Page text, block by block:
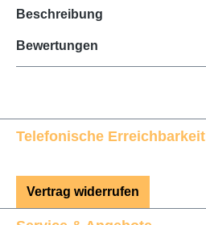
Beschreibung
Bewertungen
Telefonische Erreichbarkeit
Vertrag widerrufen